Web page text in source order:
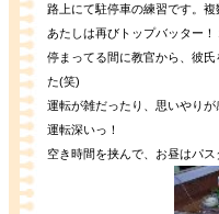
路上にて駐停車の練習です。複
あたしは再びトップバッター！
停まってる間に教官から、彼
た(笑)
運転が雑だったり、思いやりが
運転深いっ！
空き時間を挟んで、お昼はパス